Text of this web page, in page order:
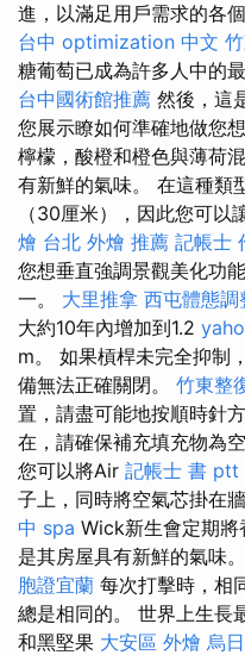
進，以滿足用戶需求的各
台中 optimization 中文
糖葡萄已成為許多人中的
台中國術館推薦 然後，這
您展示瞭如何準確地做您
檸檬，酸橙和橙色與薄荷
有新鮮的氣味。 在這種類
（30厘米），因此您可以
燴 台北 外燴 推薦 記帳士
您想垂直強調景觀美化功
一。 大里推拿 西屯體態調
大約10年內增加到1.2
m。 如果槓桿未完全抑制
備無法正確關閉。 竹東整
置，請盡可能地按順時針
在，請確保補充填充物為空
您可以將Air 記帳士 書 ptt
子上，同時將空氣芯掛在
中 spa Wick新生會定期將
是其房屋具有新鮮的氣味。
胞證宜蘭 每次打擊時，相
總是相同的。 世界上生長
和黑堅果 大安區 外燴 烏